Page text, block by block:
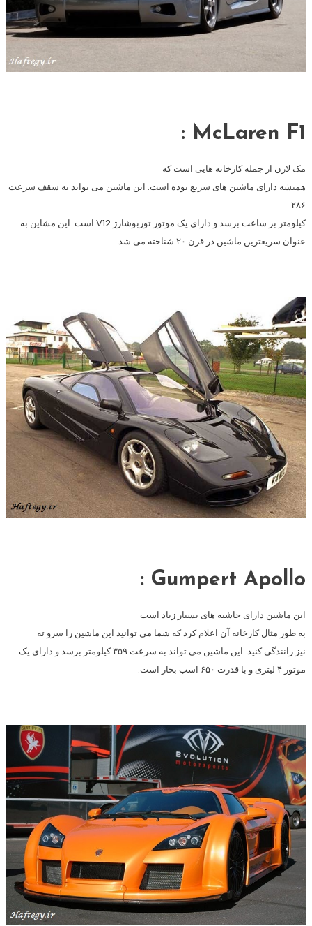
McLaren F1 :
مک لارن از جمله کارخانه هایی است که
همیشه دارای ماشین های سریع بوده است. این ماشین می تواند به سقف سرعت
۲۸۶
کیلومتر بر ساعت برسد و دارای یک موتور توربوشارژ V12 است. این مشاین به
عنوان سریعترین ماشین در قرن ۲۰ شناخته می شد.
Gumpert Apollo :
این ماشین دارای حاشیه های بسیار زیاد است
به طور مثال کارخانه آن اعلام کرد که شما می توانید این ماشین را سرو ته
نیز رانندگی کنید. این ماشین می تواند به سرعت ۳۵۹ کیلومتر برسد و دارای یک
موتور ۴ لیتری و با قدرت ۶۵۰ اسب بخار است.